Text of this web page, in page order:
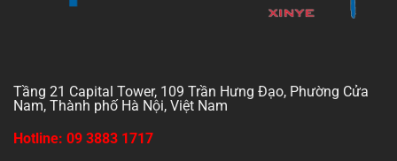
Tầng 21 Capital Tower, 109 Trần Hưng Đạo, Phường Cửa
Nam, Thành phố Hà Nội, Việt Nam
Hotline: 09 3883 1717